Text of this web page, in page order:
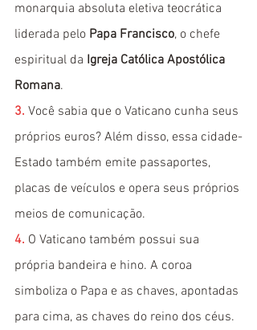
monarquia absoluta eletiva teocrática
liderada pelo Papa Francisco, o chefe
espiritual da Igreja Católica Apostólica
Romana.
3. Você sabia que o Vaticano cunha seus
próprios euros? Além disso, essa cidade-
Estado também emite passaportes,
placas de veículos e opera seus próprios
meios de comunicação.
4. O Vaticano também possui sua
própria bandeira e hino. A coroa
simboliza o Papa e as chaves, apontadas
para cima, as chaves do reino dos céus.